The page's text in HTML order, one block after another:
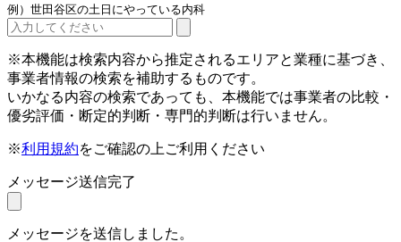
例）世田谷区の土日にやっている内科
※本機能は検索内容から推定されるエリアと業種に基づき、
事業者情報の検索を補助するものです。
いかなる内容の検索であっても、本機能では事業者の比較・
優劣評価・断定的判断・専門的判断は行いません。
※利用規約をご確認の上ご利用ください
メッセージ送信完了
メッセージを送信しました。